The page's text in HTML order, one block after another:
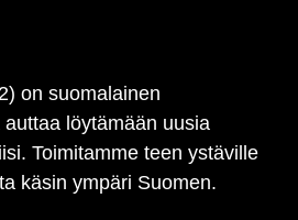
on suomalainen
löytämään uusia
Toimitamme teen ystäville
käsin ympäri Suomen.